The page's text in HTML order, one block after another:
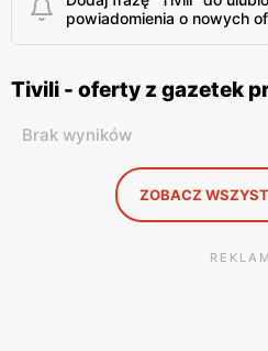
powiadomienia o nowych
Tivili - oferty z gazetek
Brak wyników
ZOBACZ